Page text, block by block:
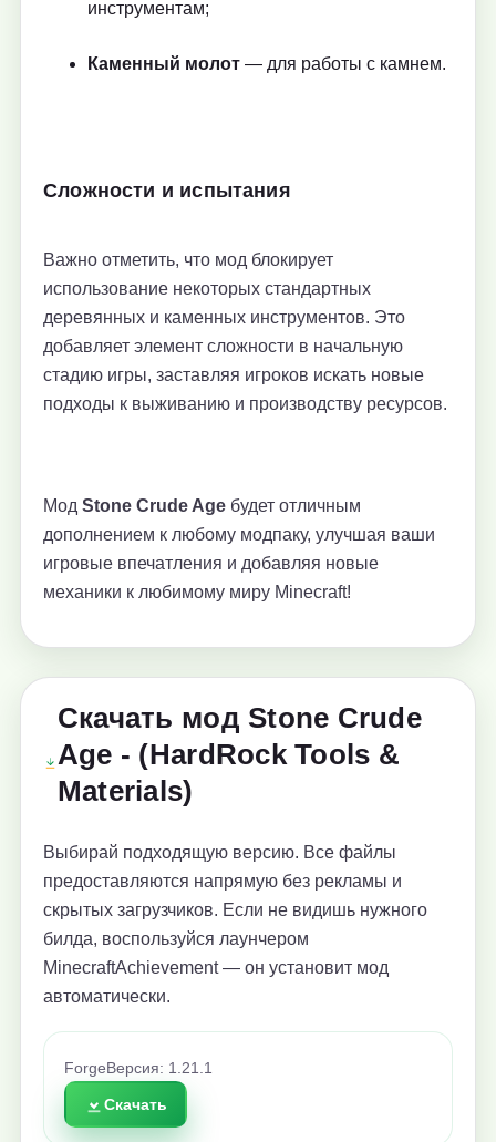
инструментам;
Каменный молот — для работы с камнем.
Сложности и испытания
Важно отметить, что мод блокирует
использование некоторых стандартных
деревянных и каменных инструментов. Это
добавляет элемент сложности в начальную
стадию игры, заставляя игроков искать новые
подходы к выживанию и производству ресурсов.
Мод Stone Crude Age будет отличным
дополнением к любому модпаку, улучшая ваши
игровые впечатления и добавляя новые
механики к любимому миру Minecraft!
Скачать мод Stone Crude
Age - (HardRock Tools &
Materials)
Выбирай подходящую версию. Все файлы
предоставляются напрямую без рекламы и
скрытых загрузчиков. Если не видишь нужного
билда, воспользуйся лаунчером
MinecraftAchievement — он установит мод
автоматически.
Forge Версия: 1.21.1
Скачать